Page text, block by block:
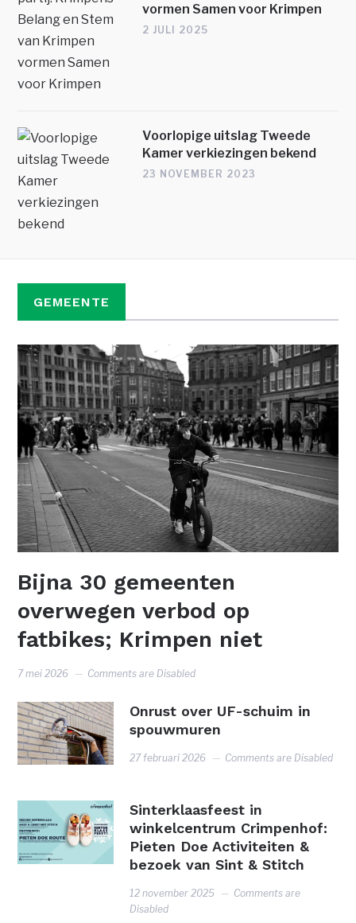
vormen Samen voor Krimpen
2 JULI 2025
Voorlopige uitslag Tweede
Kamer verkiezingen bekend
23 NOVEMBER 2023
GEMEENTE
Bijna 30 gemeenten
overwegen verbod op
fatbikes; Krimpen niet
7 mei 2026 Comments are Disabled
Onrust over UF-schuim in
spouwmuren
27 februari 2026 Comments are Disabled
Sinterklaasfeest in
winkelcentrum Crimpenhof:
Pieten Doe Activiteiten &
bezoek van Sint & Stitch
12 november 2025
Comments are
Disabled